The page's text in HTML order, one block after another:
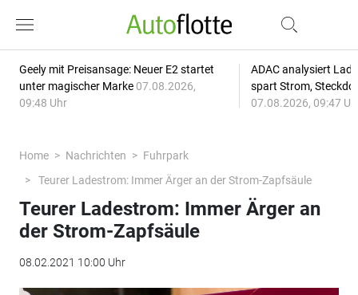
Geely mit Preisansage: Neuer E2 startet
unter magischer Marke 07.08.2026,
09:48 Uhr
ADAC analysiert
spart Strom,
07.08.2026, 09:47
Home Nachrichten
Fuhrpark
Teurer Ladestrom: Immer Ärger an der Strom-Zapfsäule
Teurer Ladestrom: Immer Ärger an
der Strom-Zapfsäule
08.02.2021 10:00 Uhr